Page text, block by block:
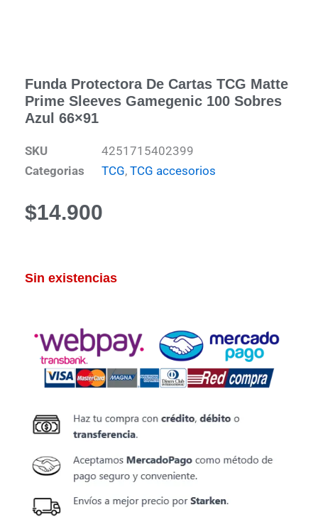
Funda Protectora De Cartas TCG Matte
Prime Sleeves Gamegenic 100 Sobres
Azul 66×91
SKU
4251715402399
Categorias
TCG, TCG accesorios
$14.900
Sin existencias